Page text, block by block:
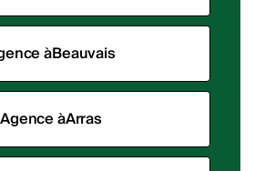
àBeauvais
Agence àArras